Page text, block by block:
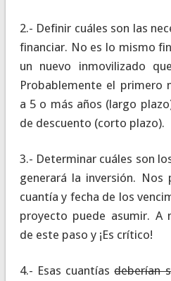
2.- Definir cuáles son las
financiar. No es lo mismo
un nuevo inmovilizado
Probablemente el primero
a 5 o más años (largo
de descuento (corto plazo).
3.- Determinar cuáles son
generará la inversión.
cuantía y fecha de los
proyecto puede asumir. A
de este paso y ¡Es crítico!
4.- Esas cuantíasdeberían